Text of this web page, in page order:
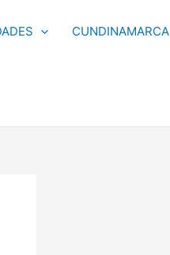
CUNDINAMARCA